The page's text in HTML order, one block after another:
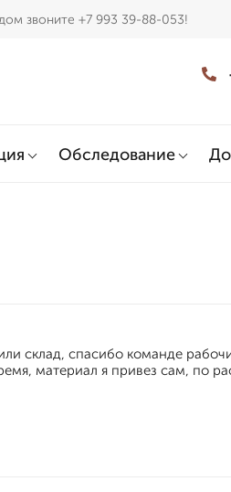
звоните +7 993 39-88-053!
Обследование
склад, спасибо команде
материал я привез сам, по